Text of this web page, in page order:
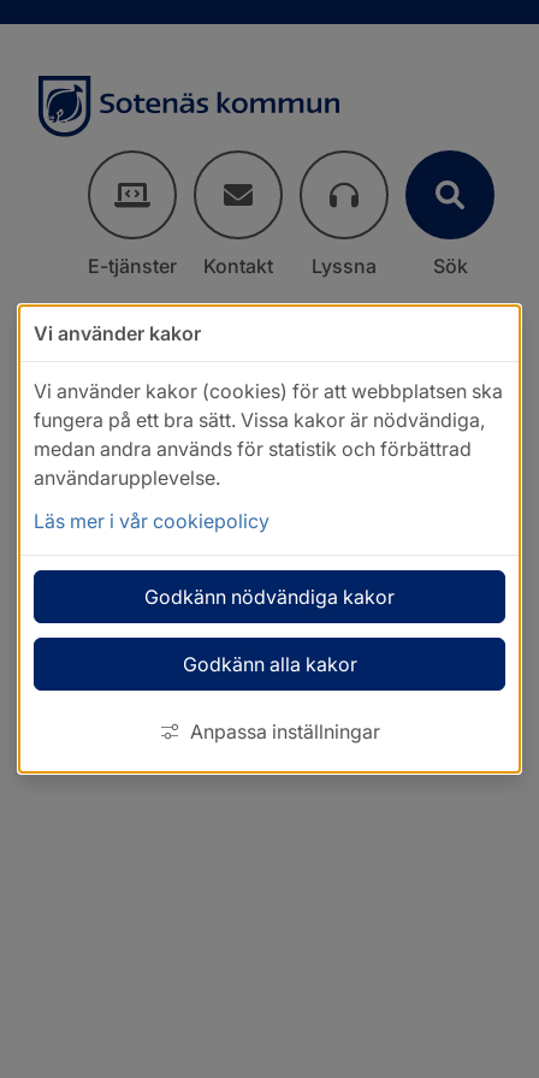
E-tjänster Kontakt Lyssna Sök
Vi använder kakor
Vi använder kakor (cookies) för att webbplatsen ska
fungera på ett bra sätt. Vissa kakor är nödvändiga,
medan andra används för statistik och förbättrad
användarupplevelse.
Läs mer i vår cookiepolicy
Godkänn nödvändiga kakor
Godkänn alla kakor
Anpassa inställningar